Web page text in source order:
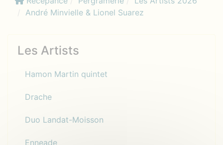
André Minvielle & Lionel Suarez
Les Artists
Hamon Martin quintet
Drache
Duo Landat-Moisson
Enneade